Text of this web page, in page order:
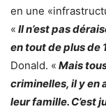
en une
« Il n’est pas
en tout de plus de
Donald. « Mais
criminelles, il y en
leur famille. C’est